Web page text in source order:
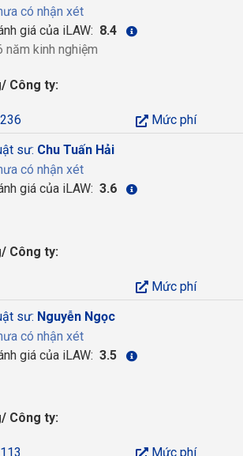
có nhận xét
giá của iLAW: 8.4
năm kinh nghiệm
Công ty:
Mức phí
sư: Chu Tuấn Hải
có nhận xét
giá của iLAW: 3.6
Công ty:
Mức phí
sư: Nguyễn Ngọc
có nhận xét
giá của iLAW: 3.5
Công ty:
Mức phí